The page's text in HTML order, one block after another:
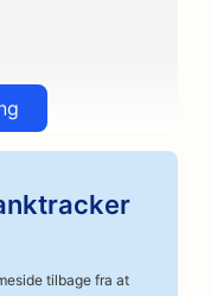
tilbage fra at